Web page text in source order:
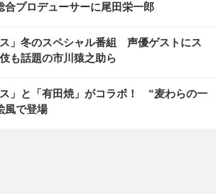
合プロデューサーに尾田栄一郎
ス」冬のスペシャル番組 声優ゲストにス
も話題の市川猿之助ら
ス」と「有田焼」がコラボ！ “麦わらの一
風で登場